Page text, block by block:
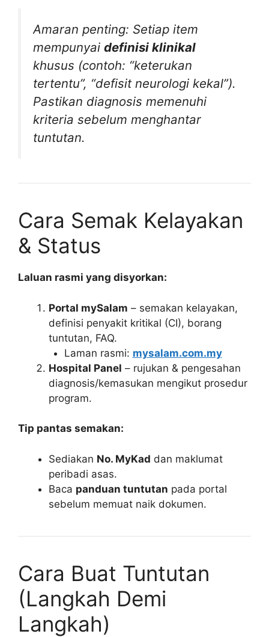
Amaran penting: Setiap item
mempunyai definisi klinikal
khusus (contoh: “keterukan
tertentu”, “defisit neurologi kekal”).
Pastikan diagnosis memenuhi
kriteria sebelum menghantar
tuntutan.
Cara Semak Kelayakan
& Status
Laluan rasmi yang disyorkan:
Portal mySalam – semakan kelayakan,
definisi penyakit kritikal (CI), borang
tuntutan, FAQ.
Laman rasmi: mysalam.com.my
Hospital Panel – rujukan & pengesahan
diagnosis/kemasukan mengikut prosedur
program.
Tip pantas semakan:
Sediakan No. MyKad dan maklumat
peribadi asas.
Baca panduan tuntutan pada portal
sebelum memuat naik dokumen.
Cara Buat Tuntutan
(Langkah Demi
Langkah)